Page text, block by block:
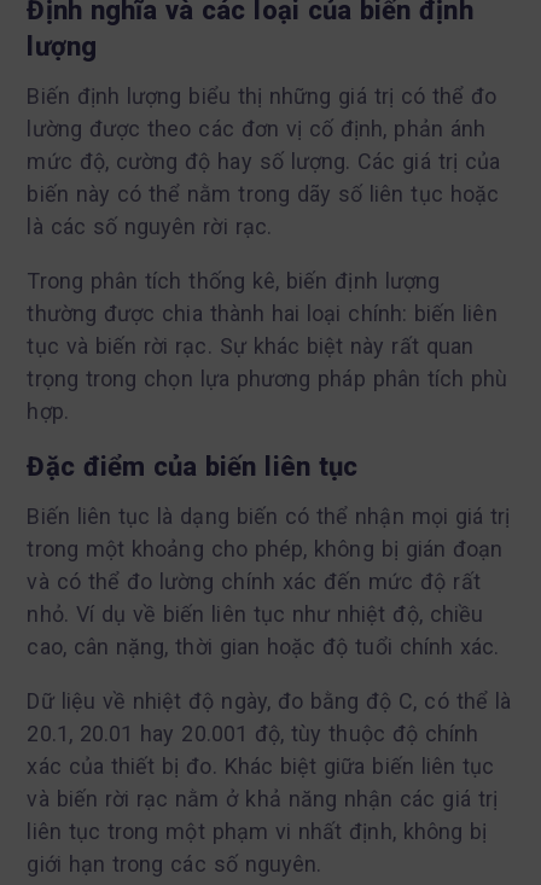
Định nghĩa và các loại của biến định
lượng
Biến định lượng biểu thị những giá trị có thể đo
lường được theo các đơn vị cố định, phản ánh
mức độ, cường độ hay số lượng. Các giá trị của
biến này có thể nằm trong dãy số liên tục hoặc
là các số nguyên rời rạc.
Trong phân tích thống kê, biến định lượng
thường được chia thành hai loại chính: biến liên
tục và biến rời rạc. Sự khác biệt này rất quan
trọng trong chọn lựa phương pháp phân tích phù
hợp.
Đặc điểm của biến liên tục
Biến liên tục là dạng biến có thể nhận mọi giá trị
trong một khoảng cho phép, không bị gián đoạn
và có thể đo lường chính xác đến mức độ rất
nhỏ. Ví dụ về biến liên tục như nhiệt độ, chiều
cao, cân nặng, thời gian hoặc độ tuổi chính xác.
Dữ liệu về nhiệt độ ngày, đo bằng độ C, có thể là
20.1, 20.01 hay 20.001 độ, tùy thuộc độ chính
xác của thiết bị đo. Khác biệt giữa biến liên tục
và biến rời rạc nằm ở khả năng nhận các giá trị
liên tục trong một phạm vi nhất định, không bị
giới hạn trong các số nguyên.